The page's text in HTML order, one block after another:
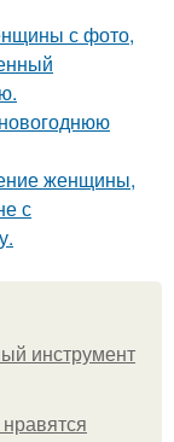
с фото,
женщины,
с
инструмент